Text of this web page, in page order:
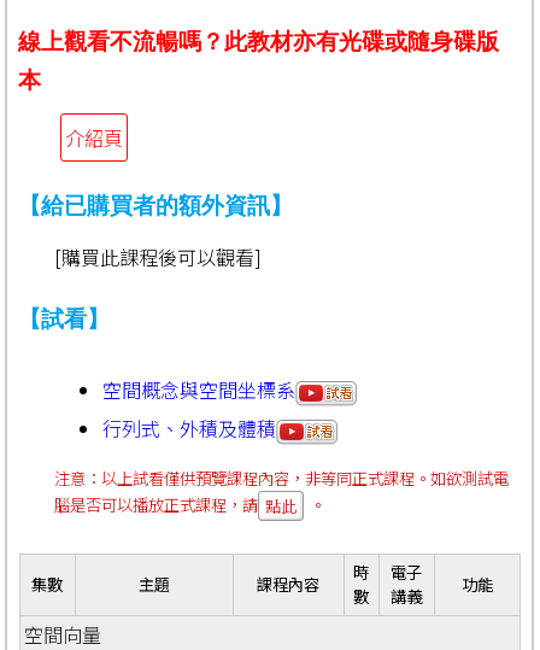
線上觀看不流暢嗎？此教材亦有光碟或隨身碟版
本
介紹頁
【給已購買者的額外資訊】
[購買此課程後可以觀看]
【試看】
空間概念與空間坐標系
行列式、外積及體積
注意：以上試看僅供預覽課程內容，非等同正式課程。如欲測試電
腦是否可以播放正式課程，請 點此 。
集數 主題 課程內容
時
數
電子
講義
功能
空間向量